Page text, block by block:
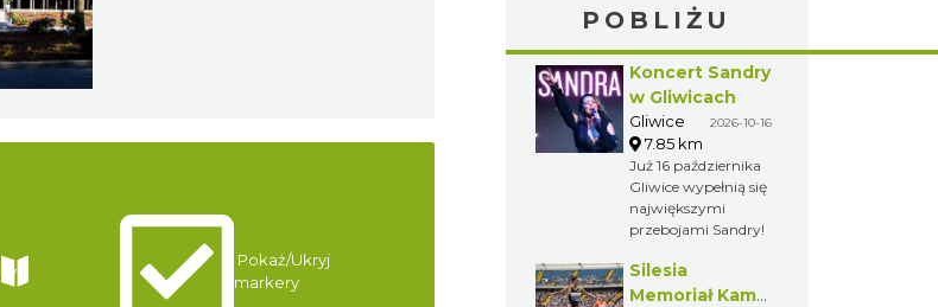
Pokaż/Ukryj
markery
POBLIŻU
Koncert Sandry
w Gliwicach
Gliwice 2026-10-16
7.85 km
Już 16 października
Gliwice wypełnią się
największymi
przebojami Sandry!
Silesia
Memoriał Kamili